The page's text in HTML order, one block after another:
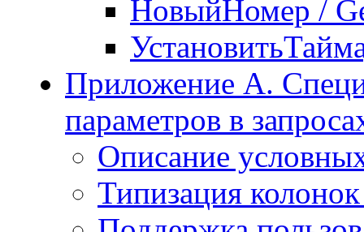
НовыйНомер /
Приложение А.
параметров в
Описание
Типизация